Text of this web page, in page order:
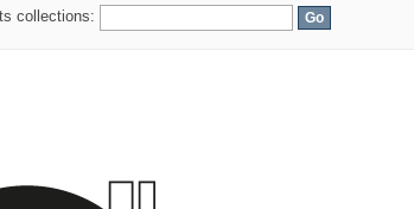
collections: